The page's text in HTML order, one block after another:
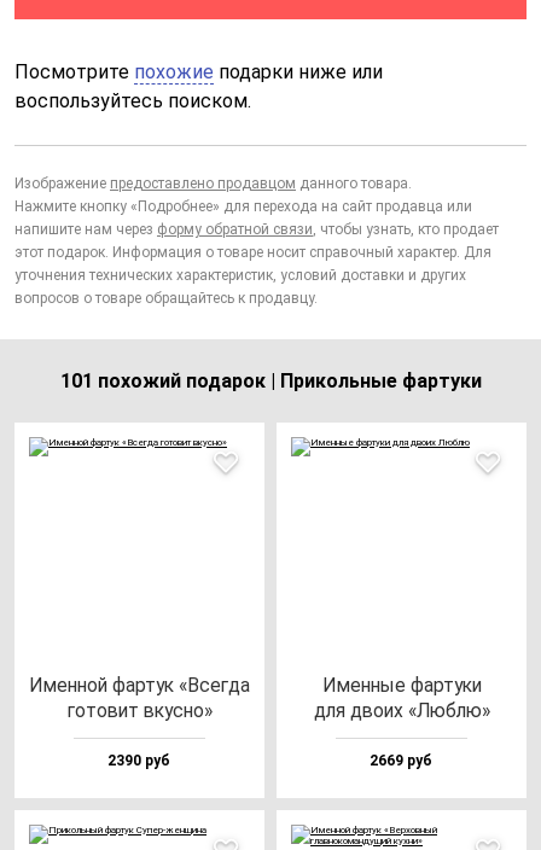
Посмотрите похожие подарки ниже или
воспользуйтесь поиском.
Изображение предоставлено продавцом данного товара.
Нажмите кнопку «Подробнее» для перехода на сайт продавца или
напишите нам через форму обратной связи, чтобы узнать, кто продает
этот подарок. Информация о товаре носит справочный характер. Для
уточнения технических характеристик, условий доставки и других
вопросов о товаре обращайтесь к продавцу.
101 похожий подарок | Прикольные фартуки
Имен­ной фар­тук «Всег­да
го­то­вит вкус­но»
2390 руб
Имен­ные фар­ту­ки
для дво­их «Люб­лю»
2669 руб